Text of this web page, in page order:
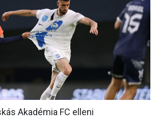
CSAPATOK
MÉRKŐZÉSEK
KLUB
GALÉRIA
ÉLMÉNYEK
Akadémia FC elleni